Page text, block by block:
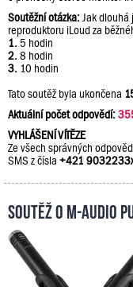
Soutěžní otázka: Jak dlouhá
reproduktoru iLoud za
1. 5 hodin
2. 8 hodin
3. 10 hodin
Tato soutěž byla ukončena
Aktuální počet odpovědí:
VYHLÁŠENÍ VÍTĚZE
Ze všech správných
SMS z čísla +421
Soutěž o M-Audio